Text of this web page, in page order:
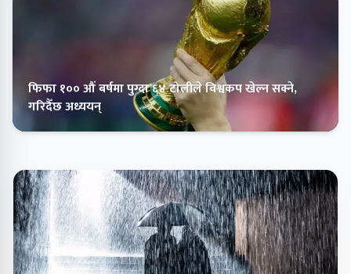
फिफा १०० औं बर्षमा पुग्दा ६४ टोलीले विश्वकप खेल्न सक्ने,
गरिदैँछ अध्ययन्